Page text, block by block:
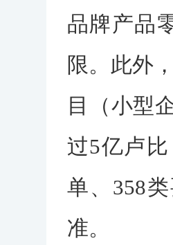
品牌产品
限。此外
目（小型
过5亿卢
单、358
准。